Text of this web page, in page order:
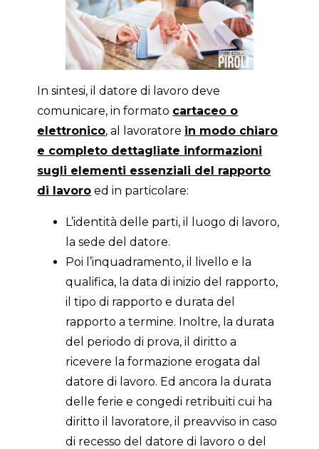
In sintesi, il datore di lavoro deve
comunicare, in formato cartaceo o
elettronico, al lavoratore in modo chiaro
e completo dettagliate informazioni
sugli elementi essenziali del rapporto
di lavoro ed in particolare:
L’identità delle parti, il luogo di lavoro,
la sede del datore.
Poi l’inquadramento, il livello e la
qualifica, la data di inizio del rapporto,
il tipo di rapporto e durata del
rapporto a termine. Inoltre, la durata
del periodo di prova, il diritto a
ricevere la formazione erogata dal
datore di lavoro. Ed ancora la durata
delle ferie e congedi retribuiti cui ha
diritto il lavoratore, il preavviso in caso
di recesso del datore di lavoro o del